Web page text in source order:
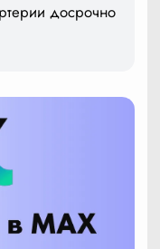
досрочно